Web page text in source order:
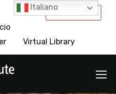
International
Virtual Library
Italiano